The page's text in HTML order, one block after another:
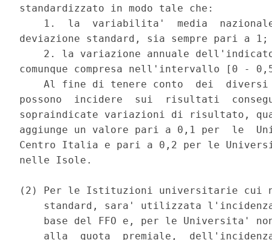
standardizzato in modo tale che:
1.  la  variabilita'  media
deviazione standard, sia sempre pari a
2. la variazione annuale
comunque compresa nell'intervallo [0 -
Al fine di tenere conto  dei
possono  incidere  sui  risultati
sopraindicate variazioni di risultato,
aggiunge un valore pari a 0,1 per  le
Centro Italia e pari a 0,2 per le
nelle Isole.
(2) Per le Istituzioni universitarie cui
standard, sara' utilizzata
base del FFO e, per le Universita'
alla  quota  premiale,